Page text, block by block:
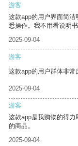
游客
这款app的用户界面简
悉操作。我不用看说明
2025-09-04
游客
这款app的用户群体非常
2025-09-04
游客
这款app是我购物的得
的商品。
2025-09-04